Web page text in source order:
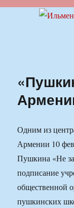
Одним из
Армении 10
Пушкина «Не
подписание
общественной
пушкинских